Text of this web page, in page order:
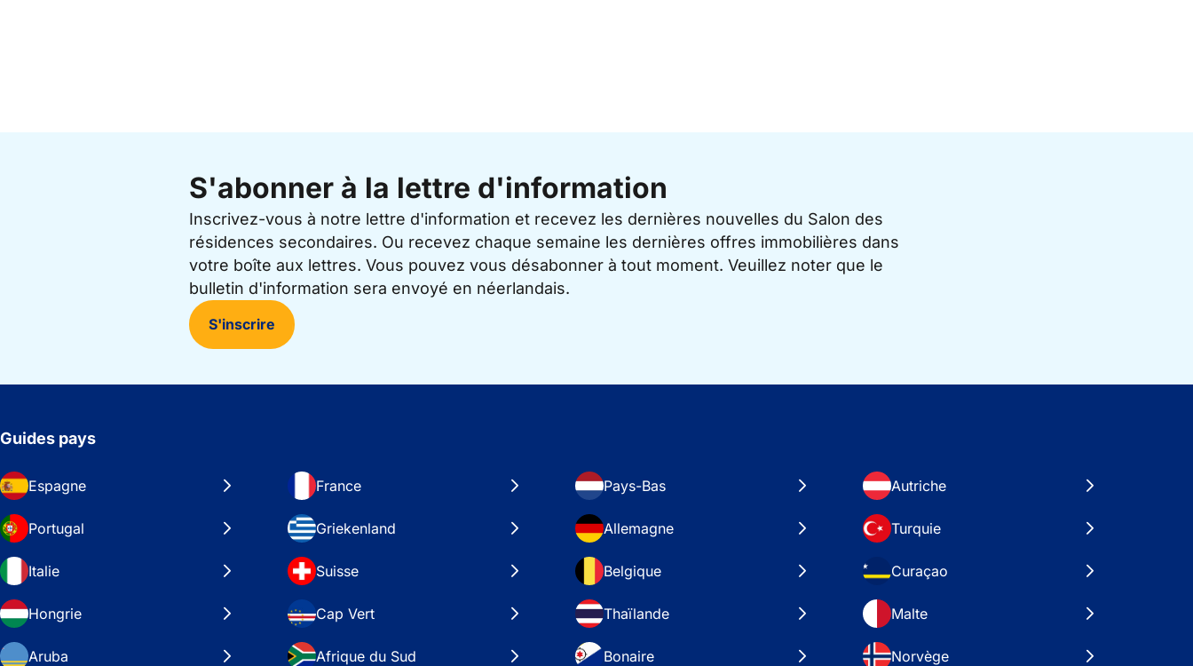
S'abonner à la lettre d'information
Inscrivez-vous à notre lettre d'information et recevez les dernières nouvelles du Salon des
résidences secondaires. Ou recevez chaque semaine les dernières offres immobilières dans
votre boîte aux lettres. Vous pouvez vous désabonner à tout moment. Veuillez noter que le
bulletin d'information sera envoyé en néerlandais.
S'inscrire
Guides pays
Espagne France Pays-Bas Autriche
Portugal Griekenland Allemagne Turquie
Italie Suisse Belgique Curaçao
Hongrie Cap Vert Thaïlande Malte
Aruba Afrique du Sud Bonaire Norvège